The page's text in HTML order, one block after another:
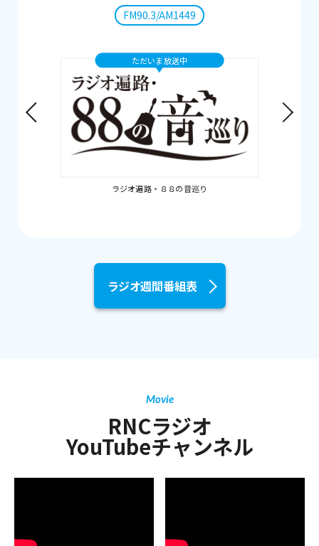
FM90.3/AM1449
ただいま放送中
ラジオ遍路・８８の音巡り
ラジオ週間番組表
Movie
RNCラジオ
YouTubeチャンネル